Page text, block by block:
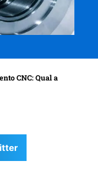
CNC: Qual a